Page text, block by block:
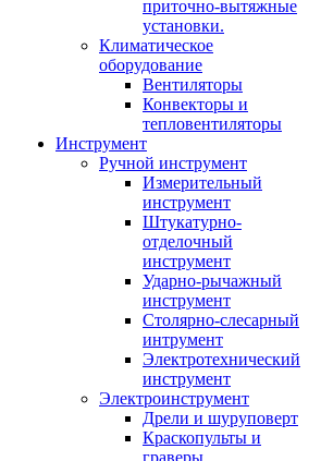
приточно-вытяжные
установки.
Климатическое
оборудование
Вентиляторы
Конвекторы и
тепловентиляторы
Инструмент
Ручной инструмент
Измерительный
инструмент
Штукатурно-
отделочный
инструмент
Ударно-рычажный
инструмент
Столярно-слесарный
интрумент
Электротехнический
инструмент
Электроинструмент
Дрели и шуруповерт
Краскопульты и
граверы